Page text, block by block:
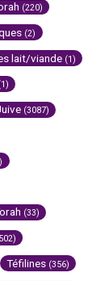
(220)
(2)
lait/viande (1)
(3087)
(33)
Téfilines (356)